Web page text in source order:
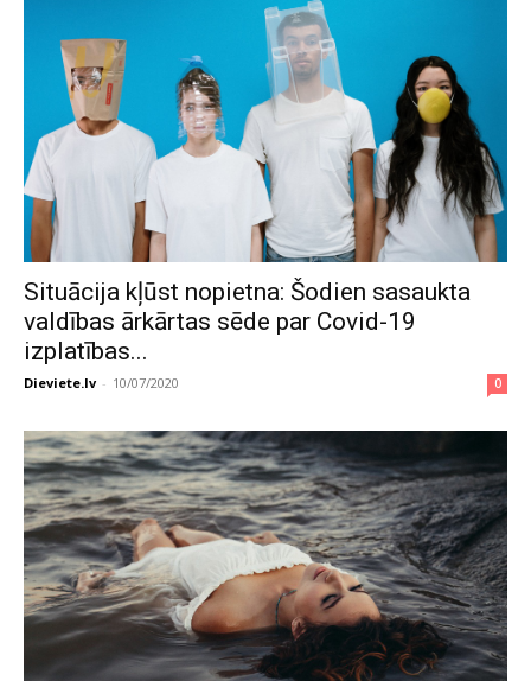
Situācija kļūst nopietna: Šodien sasaukta
valdības ārkārtas sēde par Covid-19
izplatības...
Dieviete.lv - 10/07/2020 0